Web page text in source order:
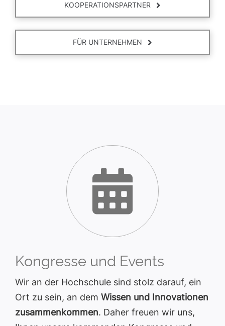
KOOPERATIONSPARTNER
FÜR UNTERNEHMEN
Kongresse und Events
Wir an der Hochschule sind stolz darauf, ein
Ort zu sein, an dem Wissen und Innovationen
zusammenkommen. Daher freuen wir uns,